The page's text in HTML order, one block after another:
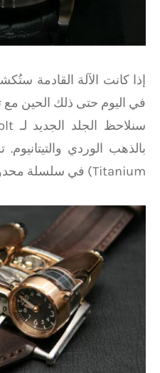
إذا كانت الآلة القادمة
في اليوم حتى ذلك الحين مع
بالذهب الوردي والتيتانيوم.
Titanium) في سلسلة محدودة من 18 نسخة.